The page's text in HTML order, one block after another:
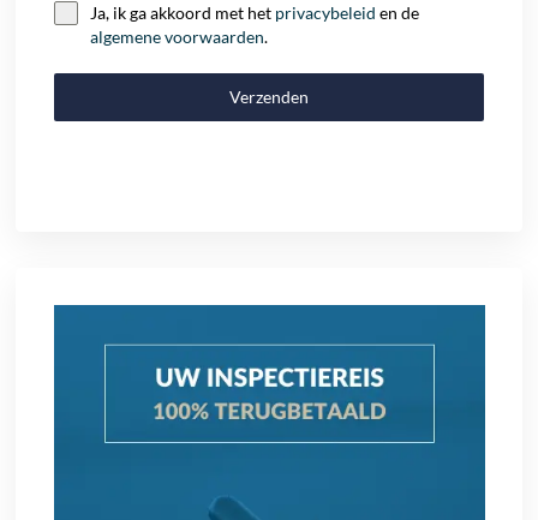
Ja, ik ga akkoord met het privacybeleid en de
algemene voorwaarden.
Verzenden